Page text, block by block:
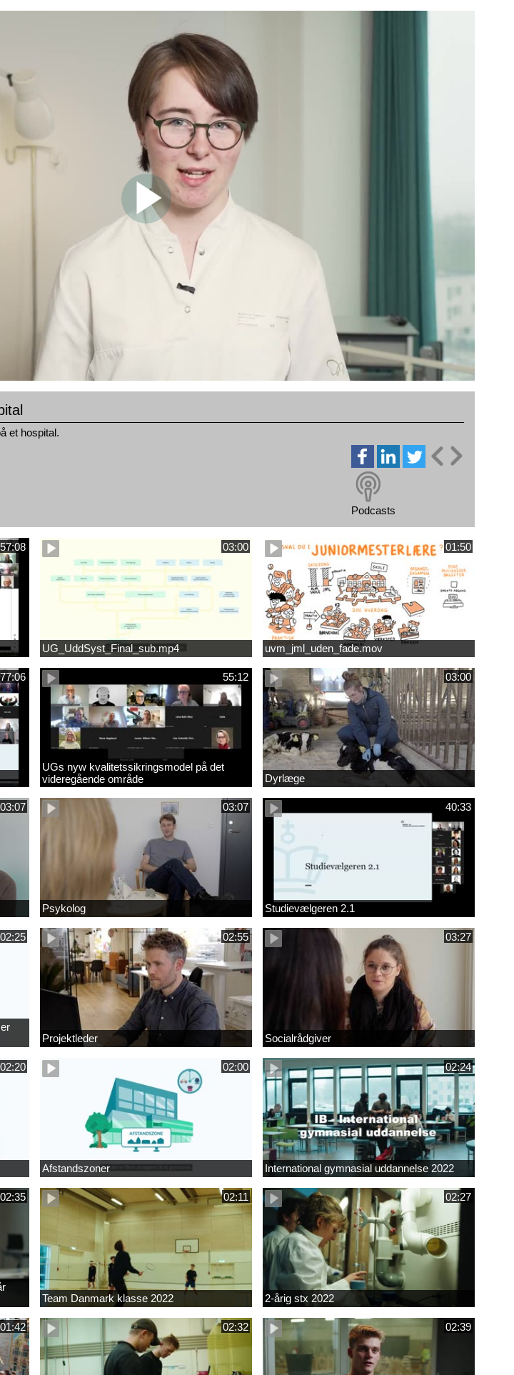
et hospital.
Podcasts
57:08 03:00
UG_UddSyst_Final_sub.mp4
01:50
uvm_jml_uden_fade.mov
77:06 55:12
UGs nyw kvalitetssikringsmodel på det
videregående område
03:00
Dyrlæge
03:07 03:07
Psykolog
40:33
Studievælgeren 2.1
02:25 02:55
Projektleder
03:27
Socialrådgiver
02:20 02:00
Afstandszoner
02:24
International gymnasial uddannelse 2022
02:35 02:11
Team Danmark klasse 2022
02:27
2-årig stx 2022
01:42 02:32 02:39